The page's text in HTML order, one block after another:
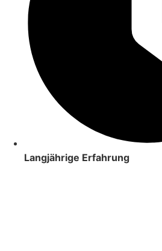
Langjährige Erfahrung